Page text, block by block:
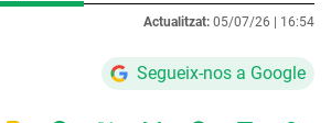
Actualitzat: 05/07/26 | 16:54
Segueix-nos a Google